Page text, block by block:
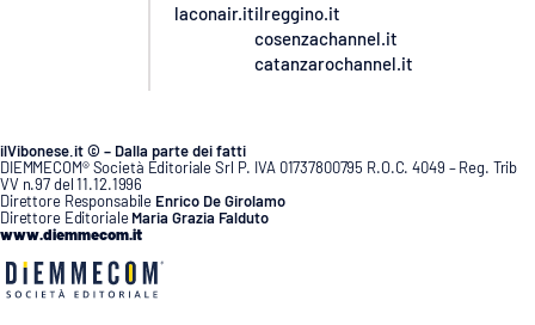
laconair.itilreggino.it
cosenzachannel.it
catanzarochannel.it
ilVibonese.it © – Dalla parte dei fatti
DIEMMECOM® Società Editoriale Srl P. IVA 01737800795 R.O.C. 4049 – Reg. Trib
VV n.97 del 11.12.1996
Direttore Responsabile Enrico De Girolamo
Direttore Editoriale Maria Grazia Falduto
www.diemmecom.it